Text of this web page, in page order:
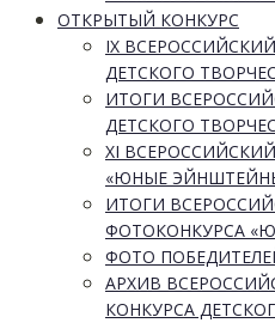
ОТКРЫТЫЙ КОНКУРС
IX
ДЕТСКОГО
ИТОГИ
ДЕТСКОГО
XI
«ЮНЫЕ
ИТОГИ
ФОТОКОНКУРСА
ФОТО
АРХИВ
КОНКУРСА